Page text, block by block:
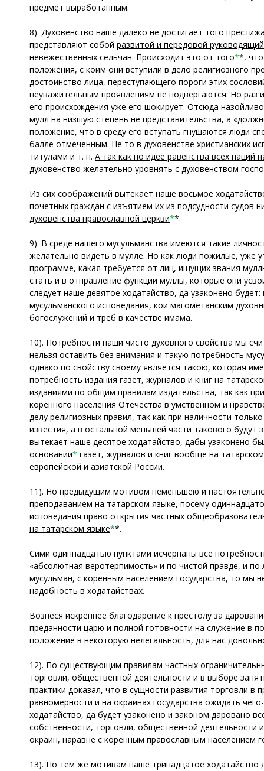
предмет выработанным.
8). Духовенство наше далеко не достигает того
представляют собой развитой и передовой
невежественных сельчан. Происходит это от того**,
положения, с коим они вступили в дело религиозного
достоинство лица, переступающего пороги этих
неуважительным проявлениям не подвергаются. Но раз
его происхождения уже его шокирует. Отсюда
мулл на низшую степень не представительства, а
положение, что в среду его вступать гнушаются люди
балле отмеченным. Не то в духовенстве христианских
титулами и т. п. А так как по идее равенства всех наций
духовенство желательно уровнять с духовенством
Из сих соображений вытекает наше восьмое
почетных граждан с изъятием их из подсудности
духовенства православной церкви**.
9). В среде нашего мусульманства имеются такие
желательно видеть в мулле. Но как люди пожилые, уже
программе, какая требуется от лиц, ищущих звания
стать и в отправление функции муллы, которые они
следует наше девятое ходатайство, да узаконено
мусульманского исповедания, кои магометанским
богослужений и треб в качестве имама.
10). Потребности наши чисто духовного свойства мы
нельзя оставить без внимания и такую потребность
однако по свойству своему является такою, которая
потребность издания газет, журналов и книг на
изданиями по общим правилам издательства, так как
коренного населения Отечества в умственном и
делу религиозных правил, так как при наличности
известия, а в остальной меньшей части такового
вытекает наше десятое ходатайство, дабы узаконено
основании* газет, журналов и книг вообще на
европейской и азиатской России.
11). Но предыдущим мотивом неменьшею и
преподаванием на татарском языке, посему
исповедания право открытия частных
на татарском языке**.
Сими одиннадцатью пунктами исчерпаны все
«абсолютная веротерпимость» и по чистой правде, и
мусульман, с коренным населением государства, то
надобность в ходатайствах.
Вознеся искреннее благодарение к престолу за
преданности царю и полной готовности на служение в
положение в некоторую нелегальность, для нас
12). По существующим правилам частных
торговли, общественной деятельности и в выборе
практики доказал, что в сущности развития торговли
равномерности и на окраинах государства ожидать
ходатайство, да будет узаконено и законом даровано
собственности, торговли, общественной
окраин, наравне с коренным православным населением
13). По тем же мотивам наше тринадцатое ходатайство